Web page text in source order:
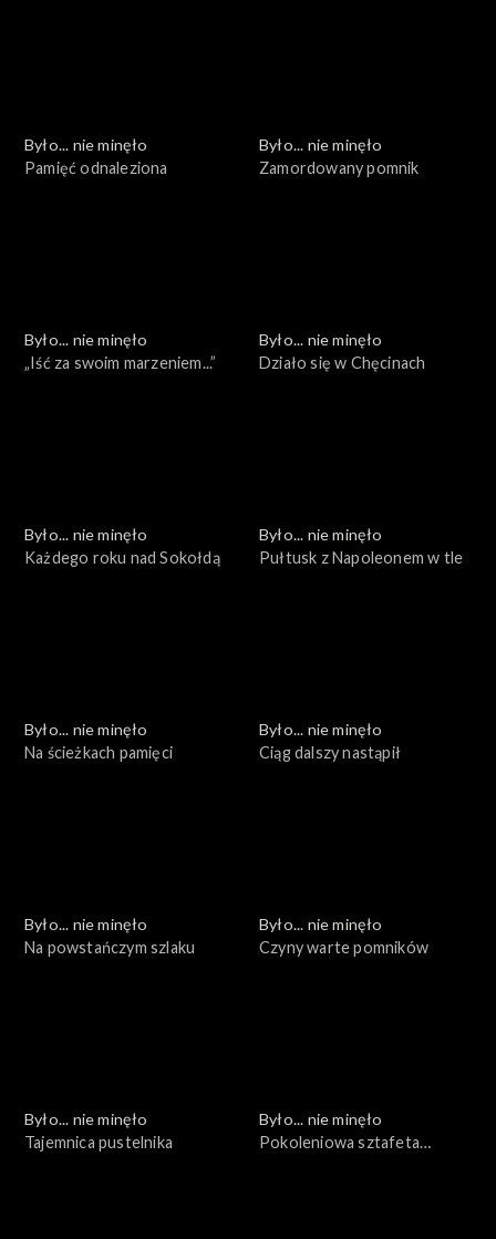
Było... nie minęło
Pamięć odnaleziona
Było... nie minęło
Zamordowany pomnik
Było... nie minęło
„Iść za swoim marzeniem...”
Było... nie minęło
Działo się w Chęcinach
Było... nie minęło
Każdego roku nad Sokołdą
Było... nie minęło
Pułtusk z Napoleonem w tle
Było... nie minęło
Na ścieżkach pamięci
Było... nie minęło
Ciąg dalszy nastąpił
Było... nie minęło
Na powstańczym szlaku
Było... nie minęło
Czyny warte pomników
Było... nie minęło
Tajemnica pustelnika
Było... nie minęło
Pokoleniowa sztafeta